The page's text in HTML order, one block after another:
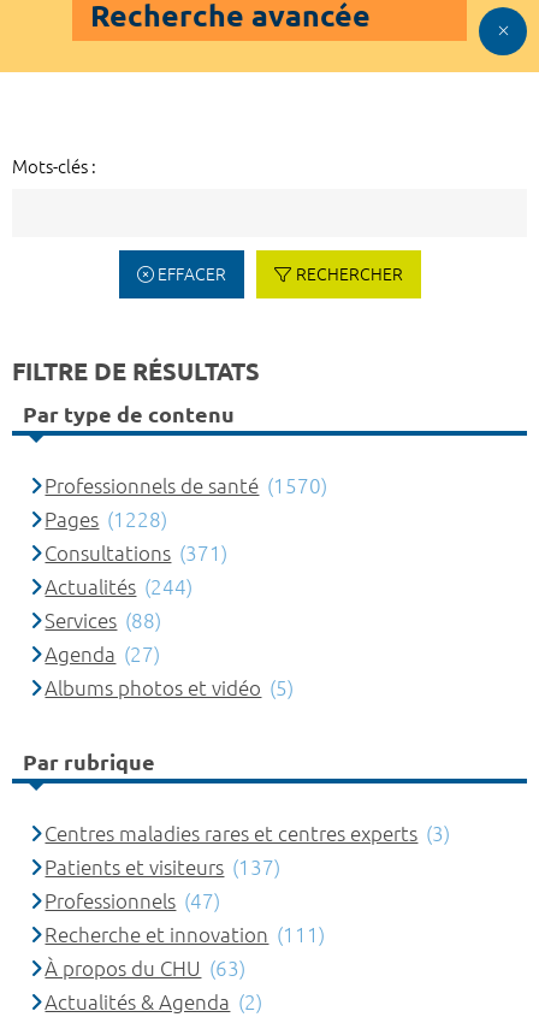
Recherche avancée
Mots-clés :
EFFACER RECHERCHER
FILTRE DE RÉSULTATS
Par type de contenu
Professionnels de santé (1570)
Pages (1228)
Consultations (371)
Actualités (244)
Services (88)
Agenda (27)
Albums photos et vidéo (5)
Par rubrique
Centres maladies rares et centres experts (3)
Patients et visiteurs (137)
Professionnels (47)
Recherche et innovation (111)
À propos du CHU (63)
Actualités & Agenda (2)